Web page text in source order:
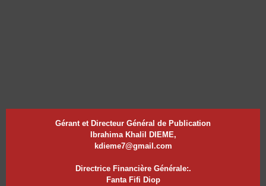
Gérant et Directeur Général de Publication
Ibrahima Khalil DIEME,
kdieme7@gmail.com
Directrice Financière Générale:.
Fanta Fifi Diop